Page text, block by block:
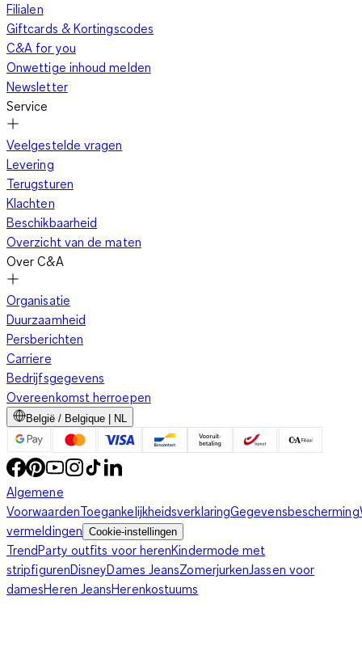
Filialen
Giftcards & Kortingscodes
C&A for you
Onwettige inhoud melden
Newsletter
Service
Veelgestelde vragen
Levering
Terugsturen
Klachten
Beschikbaarheid
Overzicht van de maten
Over C&A
Organisatie
Duurzaamheid
Persberichten
Carriere
Bedrijfsgegevens
Overeenkomst herroepen
België / Belgique | NL
Algemene
VoorwaardenToegankelijkheidsverklaringGegevensbescherming
vermeldingen Cookie-instellingen
TrendParty outfits voor herenKindermode met
stripfigurenDisneyDames JeansZomerjurkenJassen voor
damesHeren JeansHerenkostuums